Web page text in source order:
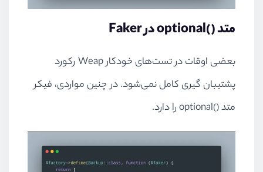
متدoptional()درFaker
بعضی اوقات در تست‌های خودکارWeap رکورد
پشتیبان گیری کامل نمی‌شود. در چنین مواردی، فیکر
متدoptional()را دارد.